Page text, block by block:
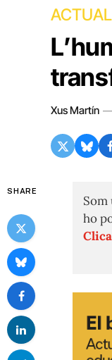
Xus Martín
SHARE
Som
ho